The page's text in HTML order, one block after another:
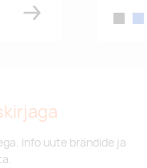
Info uute brändide ja